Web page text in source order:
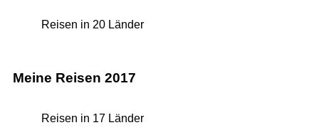
Reisen in 20 Länder
Meine Reisen 2017
Reisen in 17 Länder